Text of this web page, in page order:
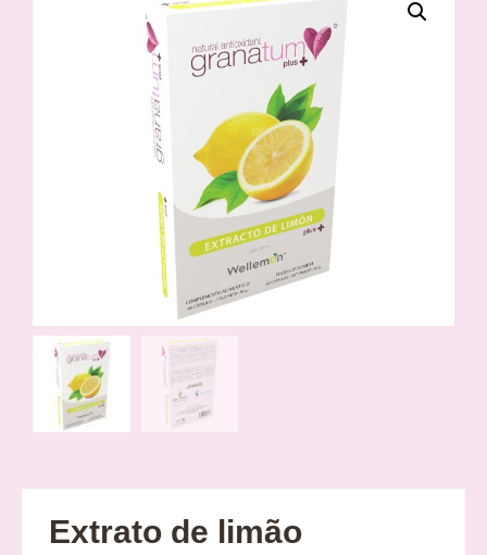
Extrato de limão